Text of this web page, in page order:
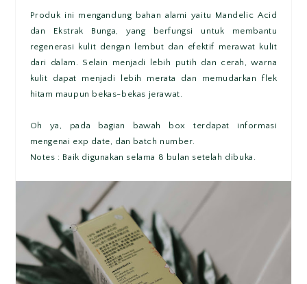
Produk ini mengandung bahan alami yaitu Mandelic Acid
dan Ekstrak Bunga, yang berfungsi untuk membantu
regenerasi kulit dengan lembut dan efektif merawat kulit
dari dalam. Selain menjadi lebih putih dan cerah, warna
kulit dapat menjadi lebih merata dan memudarkan flek
hitam maupun bekas-bekas jerawat.
Oh ya, pada bagian bawah box terdapat informasi
mengenai exp date, dan batch number.
Notes : Baik digunakan selama 8 bulan setelah dibuka.